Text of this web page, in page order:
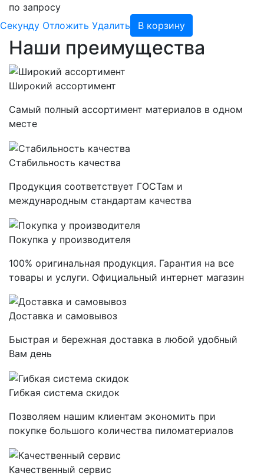
по запросу
Cекунду Отложить Удалить В корзину
Наши преимущества
Широкий ассортимент
Самый полный ассортимент материалов в одном
месте
Стабильность качества
Продукция соответствует ГОСТам и
международным стандартам качества
Покупка у производителя
100% оригинальная продукция. Гарантия на все
товары и услуги. Официальный интернет магазин
Доставка и самовывоз
Быстрая и бережная доставка в любой удобный
Вам день
Гибкая система скидок
Позволяем нашим клиентам экономить при
покупке большого количества пиломатериалов
Качественный сервис